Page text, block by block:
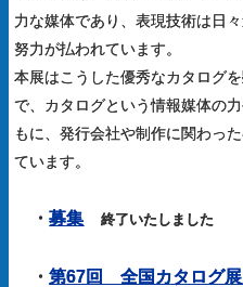
力な媒体であり、表現技術は日
努力が払われています。
本展はこうした優秀なカタログ
で、カタログという情報媒体の
もに、発行会社や制作に関わっ
ています。
・募集 終了いたしました
・第67回 全国カタログ